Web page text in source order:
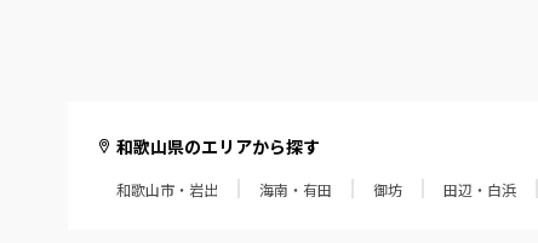
和歌山県のエリアから探す
和歌山市・岩出 海南・有田 御坊 田辺・白浜